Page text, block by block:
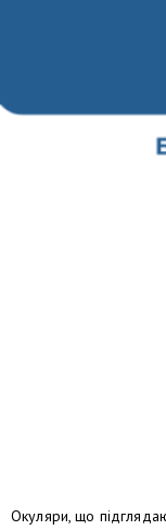
Окуляри, що